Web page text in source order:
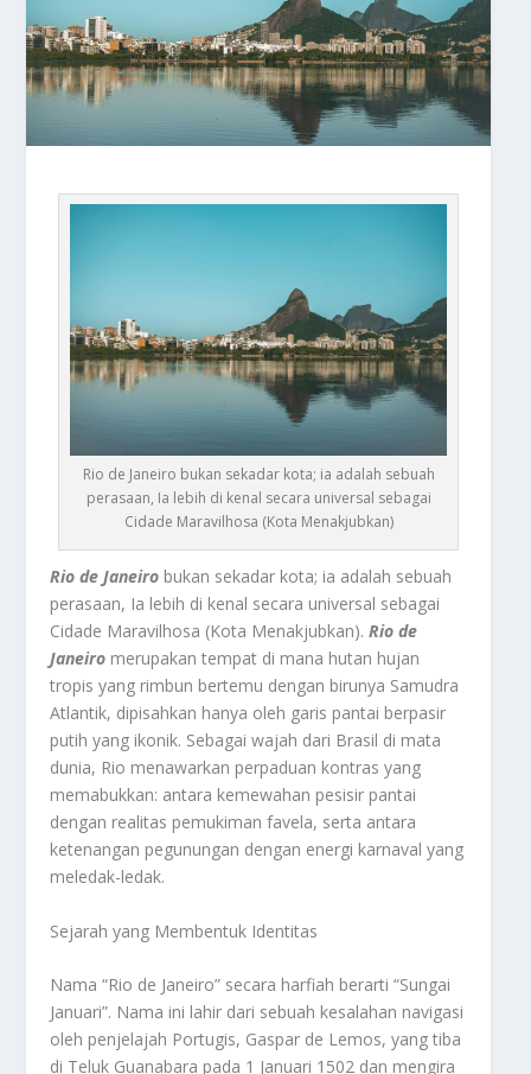
Rio de Janeiro bukan sekadar kota; ia adalah sebuah
perasaan, Ia lebih di kenal secara universal sebagai
Cidade Maravilhosa (Kota Menakjubkan)
Rio de Janeiro bukan sekadar kota; ia adalah sebuah
perasaan, Ia lebih di kenal secara universal sebagai
Cidade Maravilhosa (Kota Menakjubkan).Rio de
Janeiro merupakan tempat di mana hutan hujan
tropis yang rimbun bertemu dengan birunya Samudra
Atlantik, dipisahkan hanya oleh garis pantai berpasir
putih yang ikonik. Sebagai wajah dari Brasil di mata
dunia, Rio menawarkan perpaduan kontras yang
memabukkan: antara kemewahan pesisir pantai
dengan realitas pemukiman favela, serta antara
ketenangan pegunungan dengan energi karnaval yang
meledak-ledak.
Sejarah yang Membentuk Identitas
Nama “Rio de Janeiro” secara harfiah berarti “Sungai
Januari”. Nama ini lahir dari sebuah kesalahan navigasi
oleh penjelajah Portugis, Gaspar de Lemos, yang tiba
di Teluk Guanabara pada 1 Januari 1502 dan mengira